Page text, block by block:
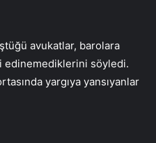
avukatlar, barolara
edinemediklerini söyledi.
yargıya yansıyanlar